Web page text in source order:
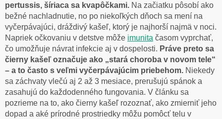
pertussis, šíriaca sa kvapôčkami. Na začiatku pôsobí ako
bežné nachladnutie, no po niekoľkých dňoch sa mení na
vyčerpávajúci, dráždivý kašeľ, ktorý je najhorší najmä v noci.
Napriek očkovaniu v detstve môže imunita časom vyprchať,
čo umožňuje návrat infekcie aj v dospelosti. Práve preto sa
čierny kašeľ označuje ako „stará choroba v novom tele“
– a to často s veľmi vyčerpávajúcim priebehom. Niekedy
sa záchvaty vlečú aj 2 až 3 mesiace, prerušujú spánok a
zasahujú do každodenného fungovania. V článku sa
pozrieme na to, ako čierny kašeľ rozoznať, ako zmierniť jeho
dopad a aké prírodné prostriedky môžu pomôcť telu v